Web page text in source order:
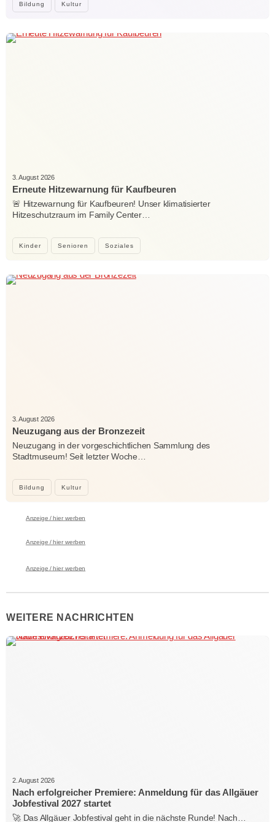
Bildung Kultur
Kinder Senioren Soziales
3. August 2026
Erneute Hitzewarnung für Kaufbeuren
🚨 Hitzewarnung für Kaufbeuren! Unser klimatisierter
Hitzeschutzraum im Family Center…
Bildung Kultur
3. August 2026
Neuzugang aus der Bronzezeit
Neuzugang in der vorgeschichtlichen Sammlung des
Stadtmuseum! Seit letzter Woche…
Anzeige / hier werben
Anzeige / hier werben
Anzeige / hier werben
WEITERE NACHRICHTEN
2. August 2026
Nach erfolgreicher Premiere: Anmeldung für das Allgäuer
Jobfestival 2027 startet
🚀 Das Allgäuer Jobfestival geht in die nächste Runde! Nach…